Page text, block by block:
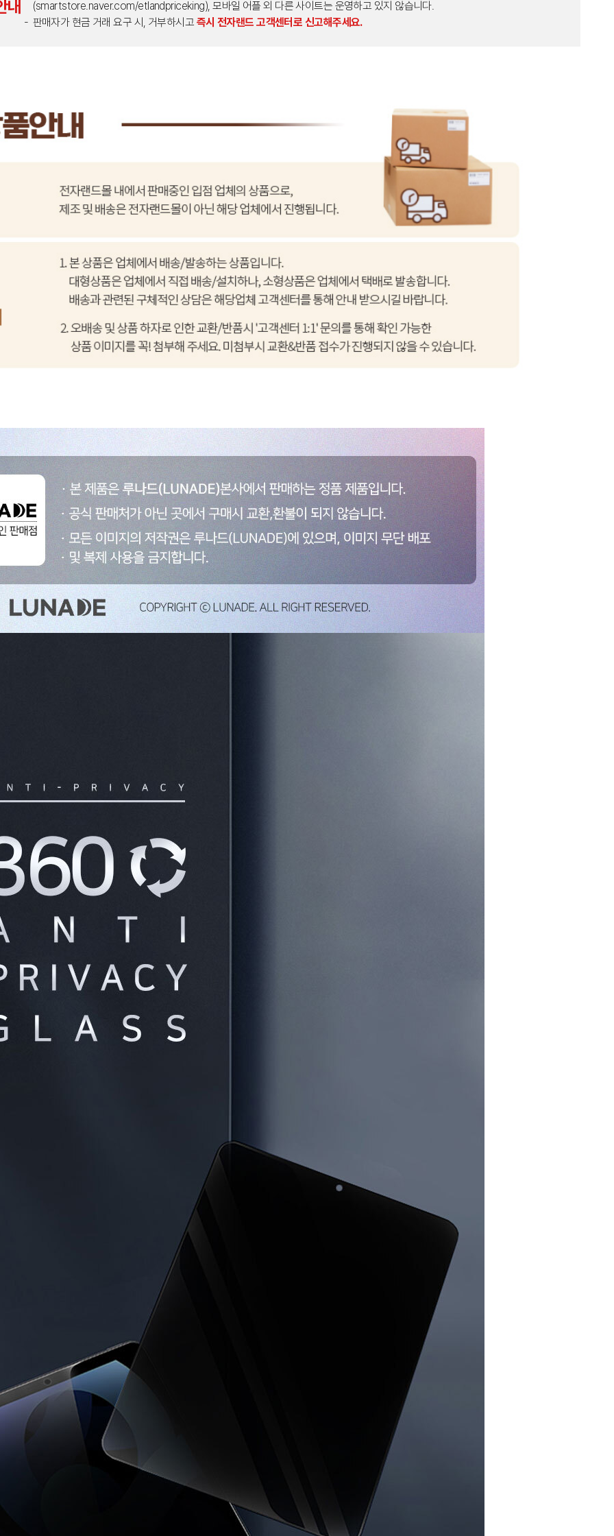
내
(smartstore.naver.com/etlandpriceking), 모바일 어플 외 다른 사이트는 운영하고 있지 않습니다.
판매자가 현금 거래 요구 시, 거부하시고 즉시 전자랜드 고객센터로 신고해주세요.